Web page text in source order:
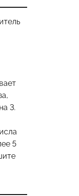
3.
5